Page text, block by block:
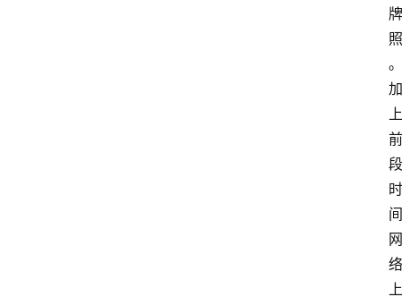
牌
照
。
加
上
前
段
时
间
网
络
上